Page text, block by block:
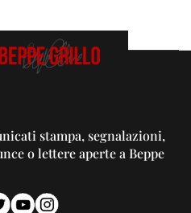
stampa, segnalazioni,
o lettere aperte a Beppe